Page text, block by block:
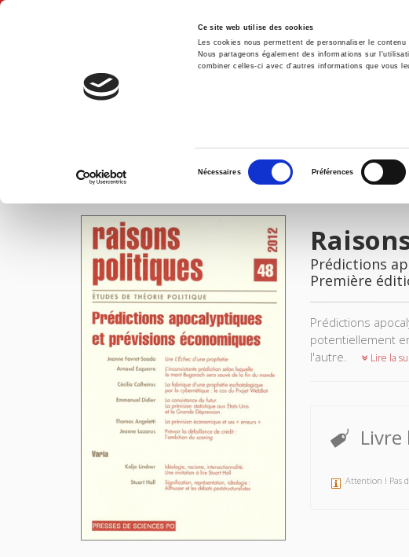
Ce site web utilise des cookies
Les cookies nous permettent de personnaliser le
Nous partageons également des informations sur
combiner celles-ci avec d'autres informations que vous
consentement
Nécessaires Préférences
Accueil
IMAGES
Prédictions
Première
Prédictions
potentiellement
l'autre.
Lire la
Livre
Attention ! Pas